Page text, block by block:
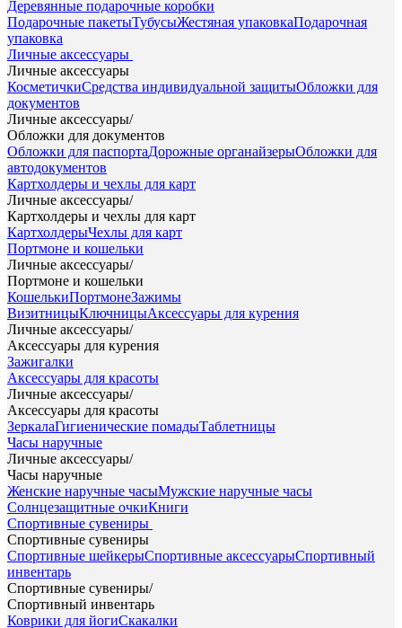
Деревянные подарочные коробки
Подарочные пакетыТубусыЖестяная упаковкаПодарочная
упаковка
Личные аксессуары
Личные аксессуары
КосметичкиСредства индивидуальной защитыОбложки для
документов
Личные аксессуары/
Обложки для документов
Обложки для паспортаДорожные органайзерыОбложки для
автодокументов
Картхолдеры и чехлы для карт
Личные аксессуары/
Картхолдеры и чехлы для карт
КартхолдерыЧехлы для карт
Портмоне и кошельки
Личные аксессуары/
Портмоне и кошельки
КошелькиПортмонеЗажимы
ВизитницыКлючницыАксессуары для курения
Личные аксессуары/
Аксессуары для курения
Зажигалки
Аксессуары для красоты
Личные аксессуары/
Аксессуары для красоты
ЗеркалаГигиенические помадыТаблетницы
Часы наручные
Личные аксессуары/
Часы наручные
Женские наручные часыМужские наручные часы
Солнцезащитные очкиКниги
Спортивные сувениры
Спортивные сувениры
Спортивные шейкерыСпортивные аксессуарыСпортивный
инвентарь
Спортивные сувениры/
Спортивный инвентарь
Коврики для йогиСкакалки